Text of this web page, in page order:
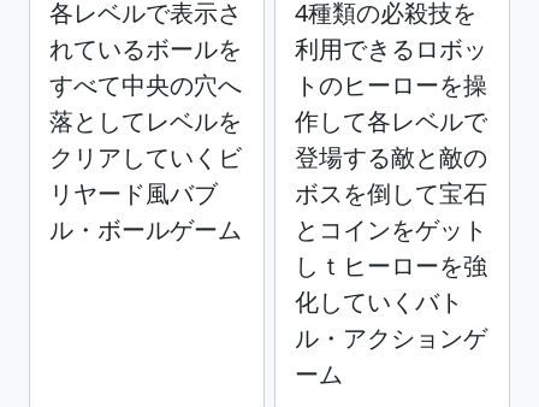
各レベルで表示さ
れているボールを
すべて中央の穴へ
落としてレベルを
クリアしていくビ
リヤード風バブ
ル・ボールゲーム
4種類の必殺技を
利用できるロボッ
トのヒーローを操
作して各レベルで
登場する敵と敵の
ボスを倒して宝石
とコインをゲット
しｔヒーローを強
化していくバト
ル・アクションゲ
ーム